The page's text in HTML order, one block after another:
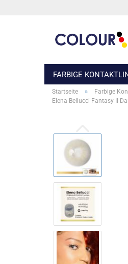
FARBIGE
Startseite » Farbige
Elena Bellucci Fantasy II